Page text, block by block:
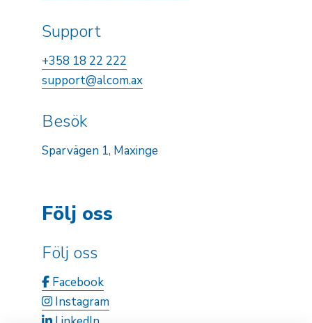
Support
+358 18 22 222
support@alcom.ax
Besök
Sparvägen 1, Maxinge
Följ oss
Följ oss
Facebook
Instagram